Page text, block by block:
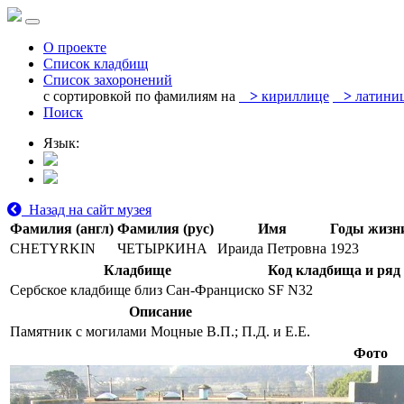
О проекте
Список кладбищ
Список захоронений
с сортировкой по фамилиям на
> кириллице >
Поиск
Язык:
Назад на сайт музея
Фамилия (англ) Фамилия (рус) Имя
Годы
CHETYRKIN
ЧЕТЫРКИНА Ираида Петровна 1923
Кладбище
Код кладбища и ряд
Сербское кладбище близ Сан-Франциско SF N32
Описание
Памятник с могилами Моцные В.П.; П.Д. и Е.Е.
Фото